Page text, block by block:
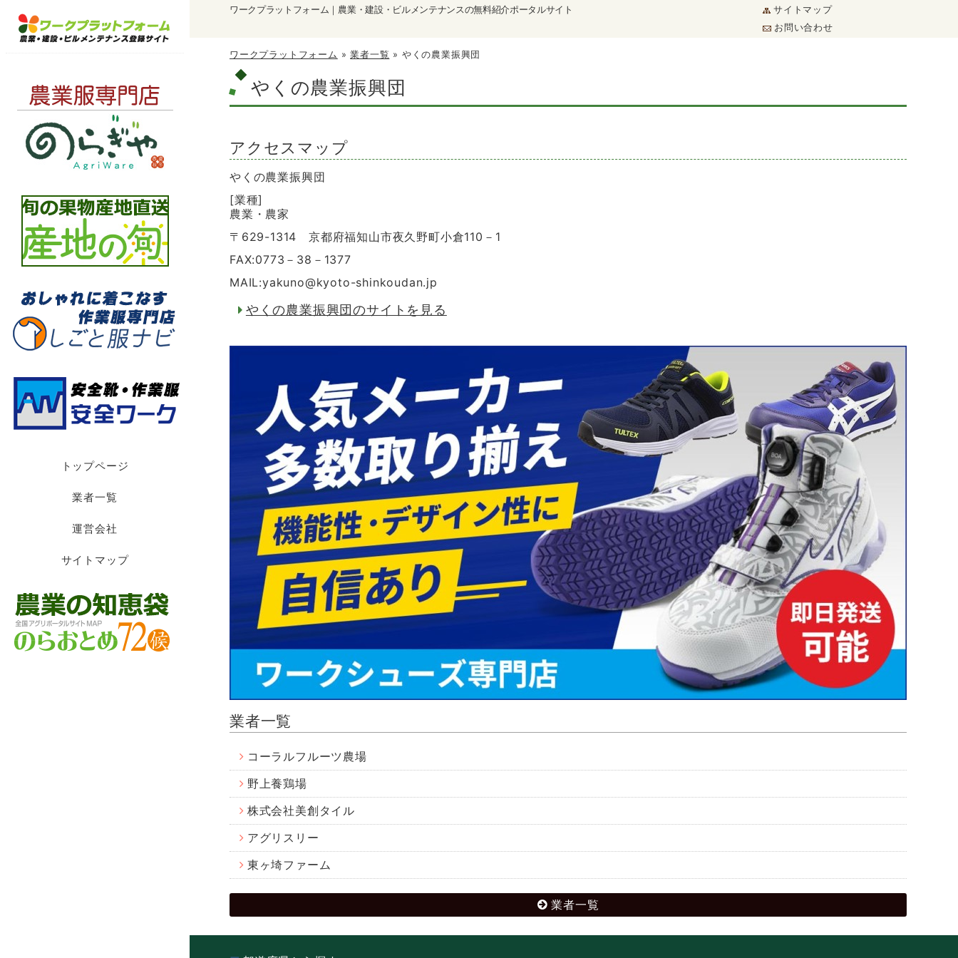
ワークプラットフォーム｜農業・建設・ビルメンテナンスの無料紹介ポータルサイト
サイトマップ
お問い合わせ
トップページ
業者一覧
運営会社
サイトマップ
ワークプラットフォーム »業者一覧 » やくの農業振興団
やくの農業振興団
アクセスマップ
やくの農業振興団
[業種]
農業・農家
〒629-1314 京都府福知山市夜久野町小倉110－1
FAX:0773－38－1377
MAIL:yakuno@kyoto-shinkoudan.jp
やくの農業振興団のサイトを見る
業者一覧
コーラルフルーツ農場
野上養鶏場
株式会社美創タイル
アグリスリー
東ヶ埼ファーム
業者一覧